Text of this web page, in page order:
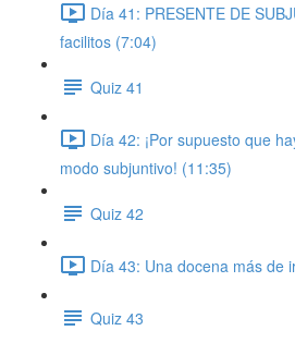
Día 41: PRESENTE DE
facilitos (7:04)
Quiz 41
Día 42: ¡Por supuesto que
modo subjuntivo! (11:35)
Quiz 42
Día 43: Una docena más de
Quiz 43